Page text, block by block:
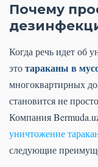
Почему
Когда речь идет об
этотараканы в
многоквартирных
становится не
Компания
уничтожение
следующие